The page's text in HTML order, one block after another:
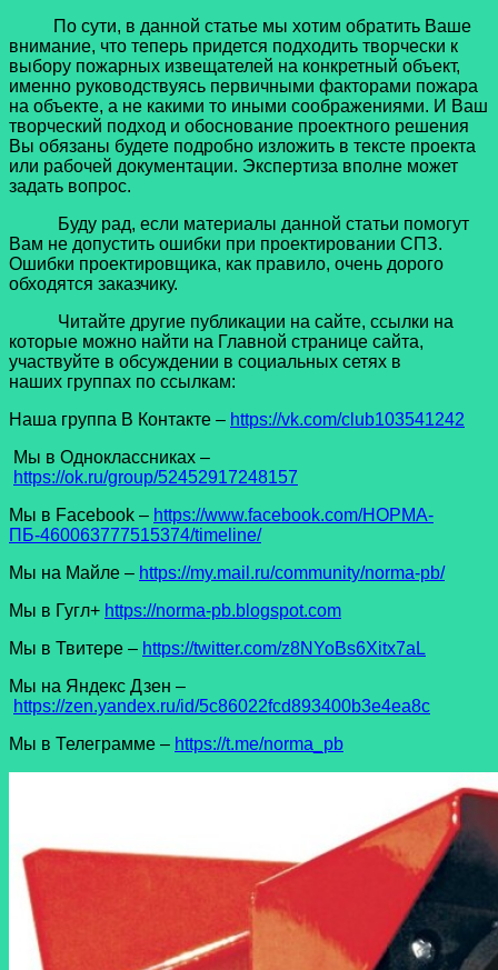
По сути, в данной статье мы хотим обратить Ваше
внимание, что теперь придется подходить творчески к
выбору пожарных извещателей на конкретный объект,
именно руководствуясь первичными факторами пожара
на объекте, а не какими то иными соображениями. И Ваш
творческий подход и обоснование проектного решения
Вы обязаны будете подробно изложить в тексте проекта
или рабочей документации. Экспертиза вполне может
задать вопрос.
Буду рад, если материалы данной статьи помогут
Вам не допустить ошибки при проектировании СПЗ.
Ошибки проектировщика, как правило, очень дорого
обходятся заказчику.
Читайте другие публикации на сайте, ссылки на
которые можно найти на Главной странице сайта,
участвуйте в обсуждении в социальных сетях в
наших группах по ссылкам:
Наша группа В Контакте – https://vk.com/club103541242
Мы в Одноклассниках –
https://ok.ru/group/52452917248157
Мы в Facеbook – https://www.facebook.com/НОРМА-
ПБ-460063777515374/timeline/
Мы на Майле – https://my.mail.ru/community/norma-pb/
Мы в Гугл+ https://norma-pb.blogspot.com
Мы в Твитере – https://twitter.com/z8NYoBs6Xitx7aL
Мы на Яндекс Дзен –
https://zen.yandex.ru/id/5c86022fcd893400b3e4ea8c
Мы в Телеграмме – https://t.me/norma_pb